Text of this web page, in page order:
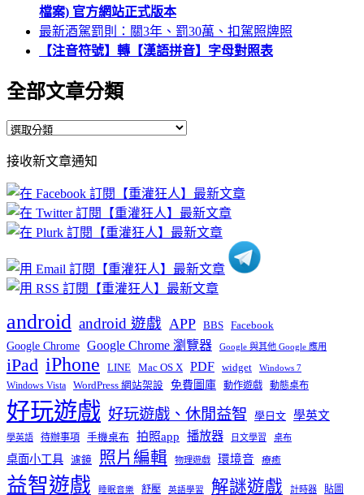
檔案) 官方網站正式版本
最新酒駕罰則：關3年、罰30萬、扣駕照牌照
【注音符號】轉【漢語拼音】字母對照表
全部文章分類
全
文
章
分
類
接收新文章通知
android android 遊戲 APP BBS Facebook
Google Chrome Google Chrome 瀏覽器 Google 與其他 Google 應用
iPad iPhone LINE Mac OS X PDF widget Windows 7
Windows Vista WordPress 網站架設 免費圖庫 動作遊戲 動態桌布
好玩遊戲 好玩遊戲、休閒益智 學日文 學英文
學英語 待辦事項 手機桌布 拍照app 播放器 日文學習 桌布
桌面小工具 濾鏡 照片編輯 物理遊戲 環境音 療癒
益智遊戲 睡眠音樂 舒壓 英語學習 解謎遊戲 計時器 貼圖